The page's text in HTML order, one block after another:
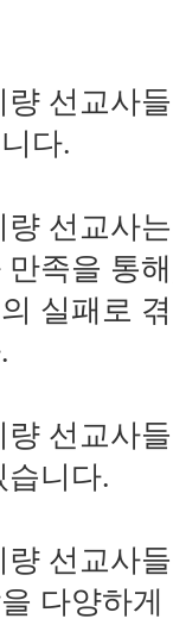
선교사
다.
선교사
족을 통
실패로
선교사
습니다.
선교사
다양하